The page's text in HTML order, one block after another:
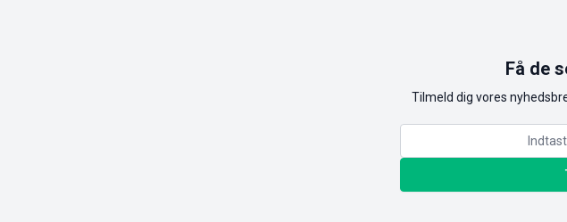
Få de
Tilmeld dig vores